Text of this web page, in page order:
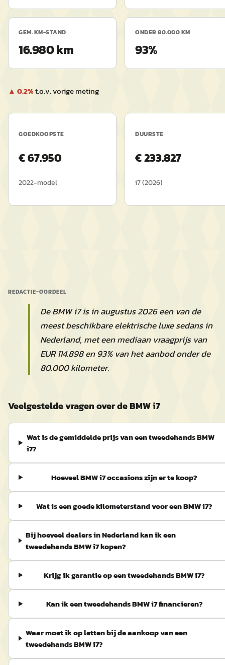
GEM. KM-STAND
16.980 km
ONDER 80.000 KM
93%
▲ 0.2%t.o.v. vorige meting
GOEDKOOPSTE
€67.950
2022-model
DUURSTE
€233.827
i7(2026)
REDACTIE-OORDEEL
De BMW i7 is in augustus 2026 een van de
meest beschikbare elektrische luxe sedans in
Nederland, met een mediaan vraagprijs van
EUR 114.898 en 93% van het aanbod onder de
80.000 kilometer.
Veelgestelde vragen over de BMW i7
Wat is de gemiddelde prijs van een tweedehands BMW
i7?
Hoeveel BMW i7 occasions zijn er te koop?
Wat is een goede kilometerstand voor een BMW i7?
Bij hoeveel dealers in Nederland kan ik een
tweedehands BMW i7 kopen?
Krijg ik garantie op een tweedehands BMW i7?
Kan ik een tweedehands BMW i7 financieren?
Waar moet ik op letten bij de aankoop van een
tweedehands BMW i7?